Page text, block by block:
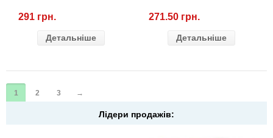
291 грн.
Детальніше
271.50 грн.
Детальніше
1 2 3 →
Лідери продажів: